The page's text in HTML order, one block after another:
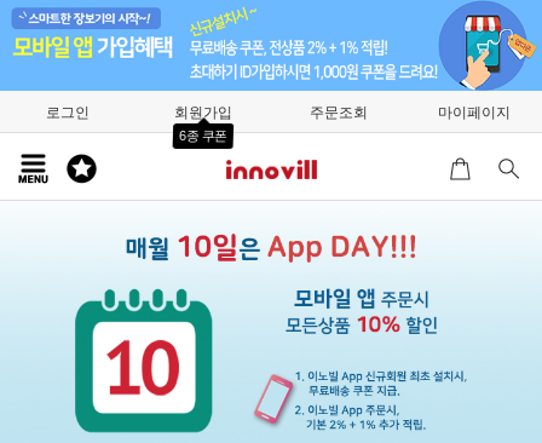
로그인 회원가입
6종 쿠폰
주문조회 마이페이지